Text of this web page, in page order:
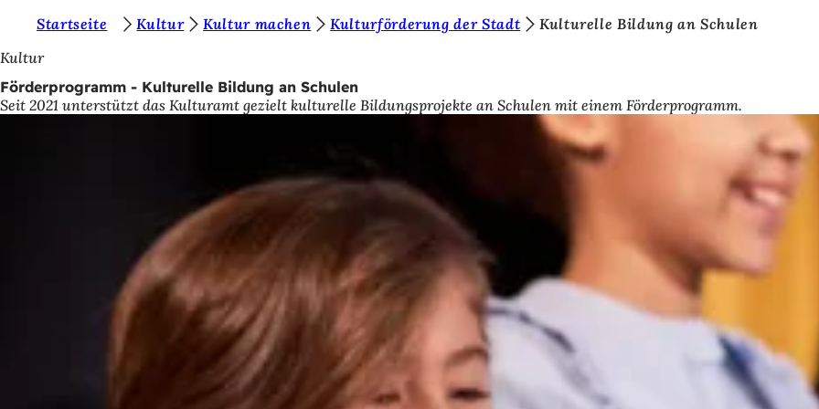
Inhalt anspringen
i
e
b
Startseite Kultur Kultur machen Kulturförderung der Stadt
Kulturelle Bildung an Schulen
Kultur
Förderprogramm - Kulturelle Bildung an Schulen
Seit 2021 unterstützt das Kulturamt gezielt kulturelle Bildungsprojekte an Schulen mit einem Förderprogramm.